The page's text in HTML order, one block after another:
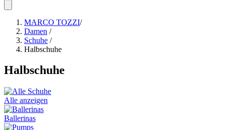
MARCO TOZZI/
Damen /
Schuhe /
Halbschuhe
Halbschuhe
Alle anzeigen
Ballerinas